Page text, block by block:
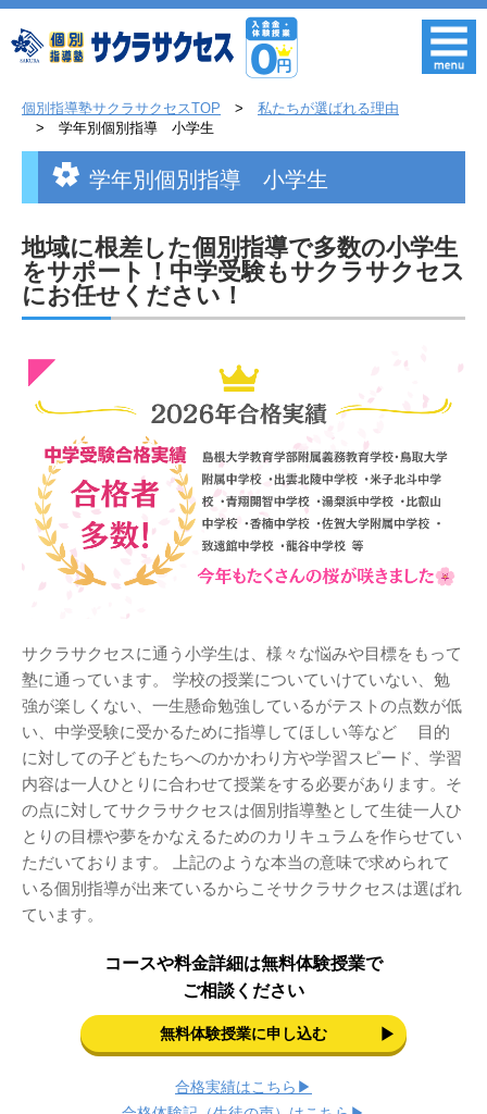
個別指導塾サクラサクセスTOP
私たちが選ばれる理由
学年別個別指導 小学生
学年別個別指導 小学生
地域に根差した個別指導で多数の小学生
をサポート！中学受験もサクラサクセス
にお任せください！
サクラサクセスに通う小学生は、様々な悩みや目標をもって
塾に通っています。 学校の授業についていけていない、勉
強が楽しくない、一生懸命勉強しているがテストの点数が低
い、中学受験に受かるために指導してほしい等など 目的
に対しての子どもたちへのかかわり方や学習スピード、学習
内容は一人ひとりに合わせて授業をする必要があります。そ
の点に対してサクラサクセスは個別指導塾として生徒一人ひ
とりの目標や夢をかなえるためのカリキュラムを作らせてい
ただいております。 上記のような本当の意味で求められて
いる個別指導が出来ているからこそサクラサクセスは選ばれ
ています。
コースや料金詳細は無料体験授業で
ご相談ください
無料体験授業に申し込む
合格実績はこちら▶